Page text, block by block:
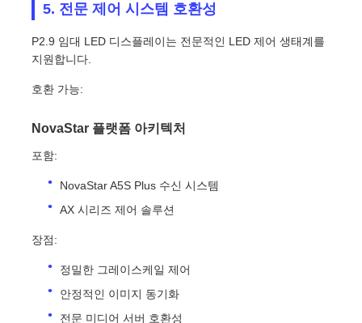
5. 전문 제어 시스템 호환성
P2.9 임대 LED 디스플레이는 전문적인 LED 제어 생태계를
지원합니다.
호환 가능:
NovaStar 플랫폼 아키텍처
포함:
NovaStar A5S Plus 수신 시스템
AX 시리즈 제어 솔루션
장점:
정밀한 그레이스케일 제어
안정적인 이미지 동기화
전문 미디어 서버 호환성